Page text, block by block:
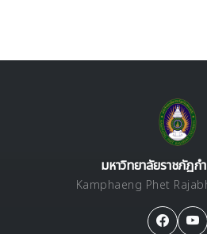
มหาวิทยาลัยราชภัฏก
Kamphaeng Phet